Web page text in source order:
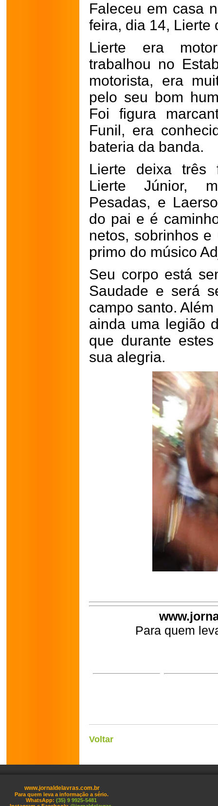
Faleceu em casa
feira, dia 14, Lierte
Lierte era
trabalhou no
motorista, era
pelo seu bom
Foi figura
Funil, era
bateria da banda.
Lierte deixa três
Lierte Júnior,
Pesadas, e
do pai e é
netos, sobrinhos
primo do músico
Seu corpo está
Saudade e será
campo santo.
ainda uma legião
que durante
sua alegria.
Para quem
Voltar
www.jornaldelavras.com.br
Para quem leva a informação a sério.
WhatsApp: (35) 9 9925-5481